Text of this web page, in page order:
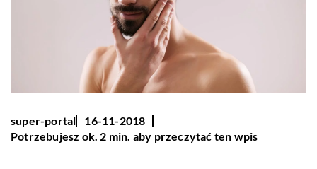
super-portal
16-11-2018
Potrzebujesz ok. 2 min. aby przeczytać ten wpis